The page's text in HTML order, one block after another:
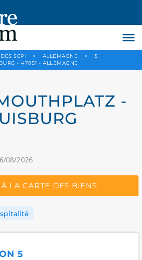
SCPI > ALLEMAGNE >
5
- 47051 - ALLEMAGNE
-
08/2026
LA CARTE DES BIENS
5